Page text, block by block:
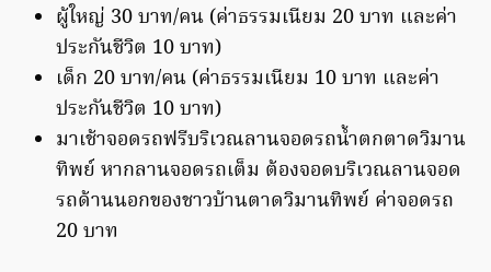
ผู้ใหญ่ 30 บาท/คน (ค่าธรรมเนียม 20 บาท และค่า
ประกันชีวิต 10 บาท)
เด็ก 20 บาท/คน (ค่าธรรมเนียม 10 บาท และค่า
ประกันชีวิต 10 บาท)
มาเช้าจอดรถฟรีบริเวณลานจอดรถน้ำตกตาดวิมาน
ทิพย์ หากลานจอดรถเต็ม ต้องจอดบริเวณลานจอด
รถด้านนอกของชาวบ้านตาดวิมานทิพย์ ค่าจอดรถ
20 บาท